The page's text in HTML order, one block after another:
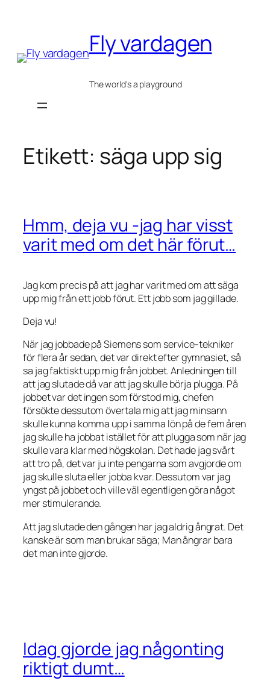
Fly vardagen
The world's a playground
Etikett: säga upp sig
Hmm, deja vu -jag har visst
varit med om det här förut…
Jag kom precis på att jag har varit med om att säga
upp mig från ett jobb förut. Ett jobb som jag gillade.
Deja vu!
När jag jobbade på Siemens som service-tekniker
för flera år sedan, det var direkt efter gymnasiet, så
sa jag faktiskt upp mig från jobbet. Anledningen till
att jag slutade då var att jag skulle börja plugga. På
jobbet var det ingen som förstod mig, chefen
försökte dessutom övertala mig att jag minsann
skulle kunna komma upp i samma lön på de fem åren
jag skulle ha jobbat istället för att plugga som när jag
skulle vara klar med högskolan. Det hade jag svårt
att tro på, det var ju inte pengarna som avgjorde om
jag skulle sluta eller jobba kvar. Dessutom var jag
yngst på jobbet och ville väl egentligen göra något
mer stimulerande.
Att jag slutade den gången har jag aldrig ångrat. Det
kanske är som man brukar säga; Man ångrar bara
det manintegjorde.
Idag gjorde jag någonting
riktigt dumt…